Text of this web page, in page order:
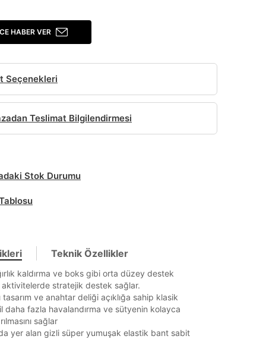
HABER VER
Seçenekleri
Teslimat Bilgilendirmesi
Stok Durumu
Teknik Özellikler
kaldırma ve boks gibi orta düzey destek
stratejik destek sağlar.
tasarım ve anahtar deliği açıklığa sahip klasik
daha fazla havalandırma ve sütyenin kolayca
sağlar
yer alan gizli süper yumuşak elastik bant sabit